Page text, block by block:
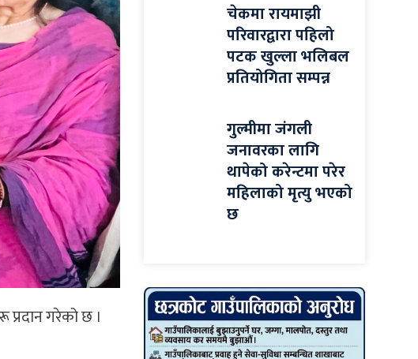
गरेको छ ।
चेकमा रायमाझी
परिवारद्वारा पहिलो
पटक खुल्ला भलिबल
प्रतियोगिता सम्पन्न
गुल्मीमा जंगली
जनावरका लागि
थापेको करेन्टमा परेर
महिलाको मृत्यु भएको
छ